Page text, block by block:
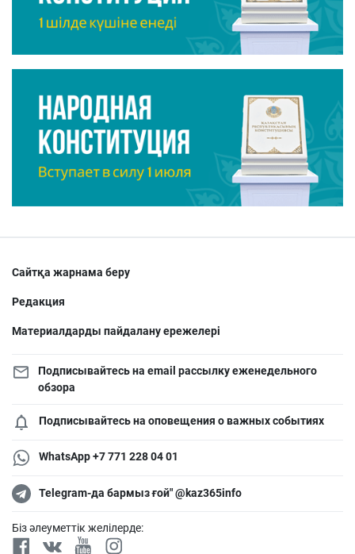
Сайтқа жарнама беру
Редакция
Материалдарды пайдалану ережелері
Подписывайтесь на email рассылку еженедельного
обзора
Подписывайтесь на оповещения о важных событиях
WhatsApp +7 771 228 04 01
Telegram-да бармыз ғой" @kaz365info
Біз әлеуметтік желілерде: